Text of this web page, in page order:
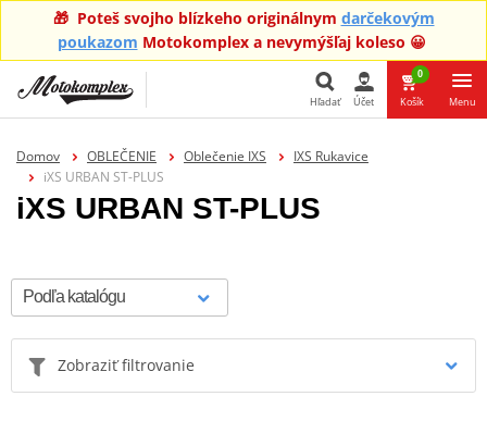
🎁 Poteš svojho blízkeho originálnym darčekovým
poukazom Motokomplex a nevymýšľaj koleso 😀
Hľadať Účet
0
Košík Menu
Domov OBLEČENIE Oblečenie IXS
IXS Rukavice
iXS URBAN ST-PLUS
iXS URBAN ST-PLUS
Zobraziť filtrovanie